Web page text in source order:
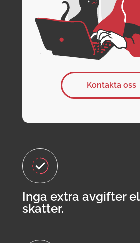
Kontakta oss
Inga extra avgifter
skatter.